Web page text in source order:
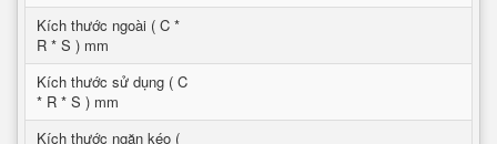
Kích thước ngoài ( C *
R * S ) mm
Kích thước sử dụng ( C
* R * S ) mm
Kích thước ngăn kéo (